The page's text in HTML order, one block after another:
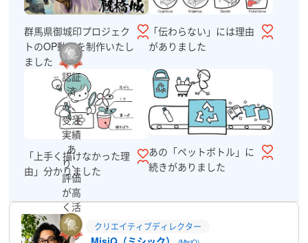
群馬県御城印プロジェク
トのOP動画を制作いたし
ました
「伝わらない」には理由
がありました
「上手く描けなかった理
由」分かりました
あの「ペットボトル」に
続きがありました
認証
済
み、
受注
実績
あ
り、
評価
が高
く活
躍中
のラ
クリエイティブディレクター